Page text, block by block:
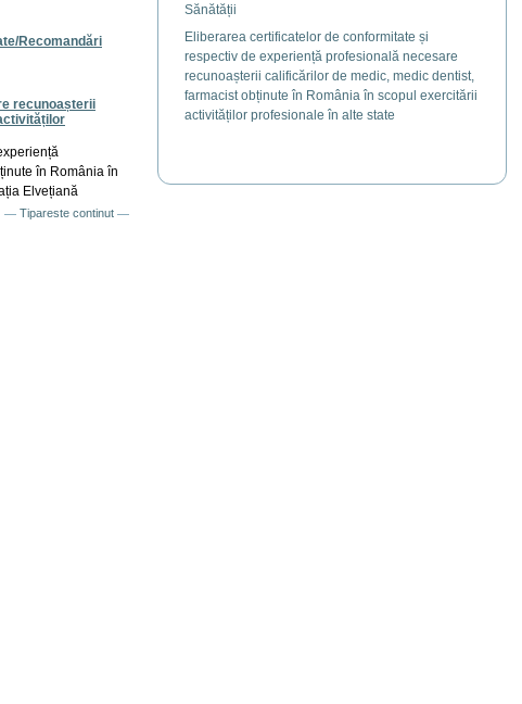
Recomandări
recunoașterii
în România în
Elvețiană
Tipareste continut
Sănătății
Eliberarea certificatelor de conformitate și
respectiv de experiență profesională necesare
recunoașterii calificărilor de medic, medic dentist,
farmacist obținute în România în scopul exercitării
activităților profesionale în alte state